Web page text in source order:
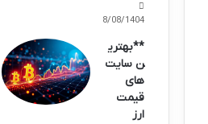
28/08/1404
**بهتری
ن سایت
های
قیمت
ارز